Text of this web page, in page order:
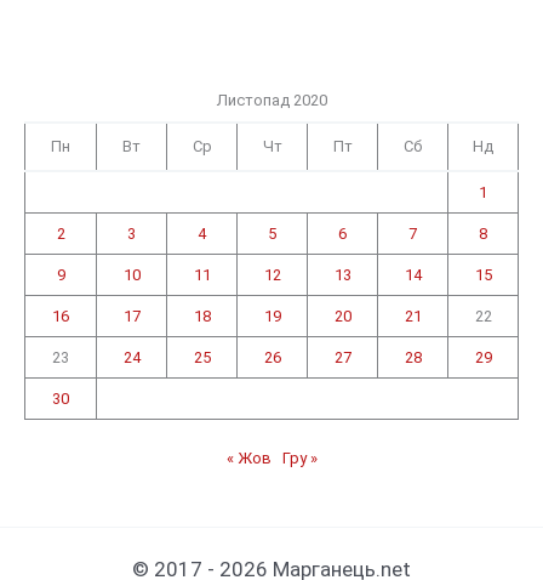
Листопад 2020
Пн Вт Ср Чт Пт Сб Нд
1
2 3 4 5 6 7 8
9 10 11 12 13 14 15
16 17 18 19 20 21 22
23 24 25 26 27 28 29
30
« Жов Гру »
© 2017 - 2026 Марганець.net